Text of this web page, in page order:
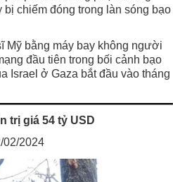
chiếm đóng trong làn sóng bạo
Mỹ bằng máy bay không người
đầu tiên trong bối cảnh bạo
Israel ở Gaza bắt đầu vào tháng
trị giá 54 tỷ USD
02/2024